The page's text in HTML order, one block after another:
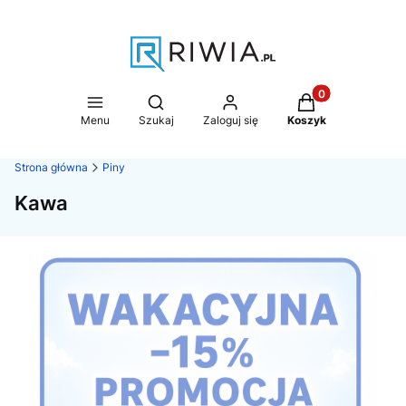
Menu
Otwórz wyszukiwarkę
Szukaj Zaloguj się
Produkty w
Koszyk
Strona główna Piny
Kawa